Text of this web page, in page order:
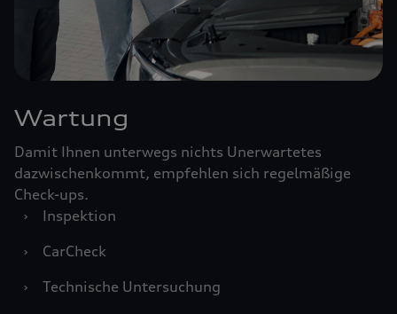
Wartung
Damit Ihnen unterwegs nichts Unerwartetes
dazwischenkommt, empfehlen sich regelmäßige
Check-ups.
›
Inspektion
›
CarCheck
›
Technische Untersuchung